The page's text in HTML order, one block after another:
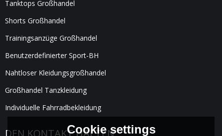
Tanktops Großhandel
Shorts Großhandel
Trainingsanzüge Großhandel
Benutzerdefinierter Sport-BH
Nahtloser Kleidungsgroßhandel
Großhandel Tanzkleidung
Individuelle Fahrradbekleidung
Cookie settings